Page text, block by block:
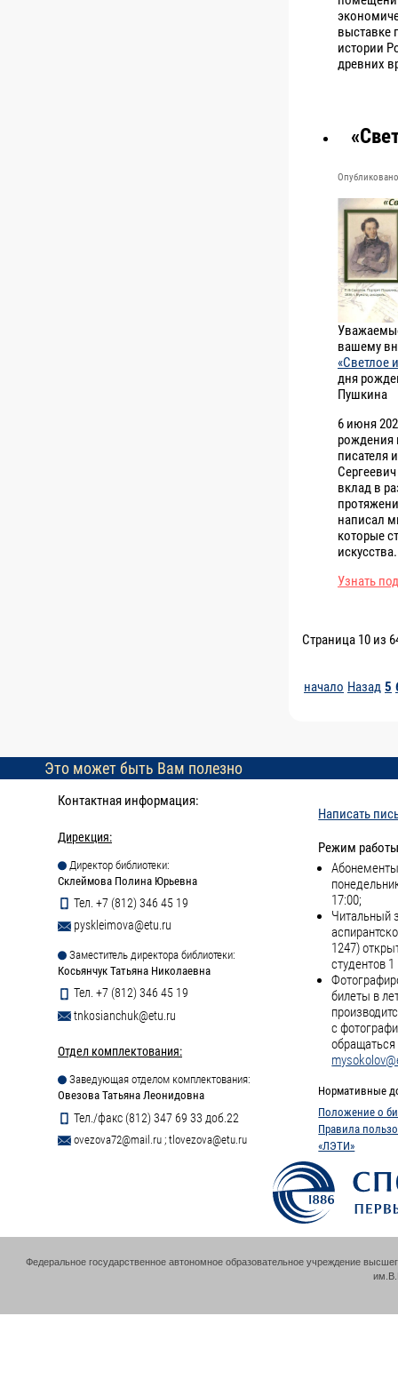
выставке
истории
древних
вашему
«Светлое
дня
Пушкина
6 июня
рождения
писателя
вклад в
написал
которые
искусства.
Узнать
Страница 10 из
начало Назад 5
Это может быть Вам полезно
Контактная информация:
Дирекция:
Директор библиотеки:
Склеймова Полина Юрьевна
Тел. +7 (812) 346 45 19
pyskleimova@etu.ru
Заместитель директора библиотеки:
Косьянчук Татьяна Николаевна
Тел. +7 (812) 346 45 19
tnkosianchuk@etu.ru
Отдел комплектования:
Заведующая отделом комплектования:
Овезова Татьяна Леонидовна
Тел./факс (812) 347 69 33 доб.22
ovezova72@mail.ru ; tlovezova@etu.ru
Написать
Режим
17:00;
Читальный
1247)
студентов
билеты в
с
обращаться
Нормативные
Положение о
Правила
«ЛЭТИ»
Федеральное государственное автономное образовательное учреждение